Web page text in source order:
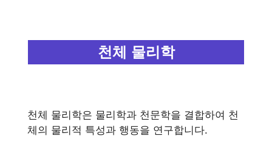
천체 물리학
천체 물리학은 물리학과 천문학을 결합하여 천
체의 물리적 특성과 행동을 연구합니다.